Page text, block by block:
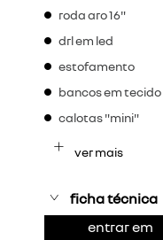
roda aro 16"
drl em led
estofamento
bancos em tecido
calotas "mini"
ver mais
ficha técnica
entrar em